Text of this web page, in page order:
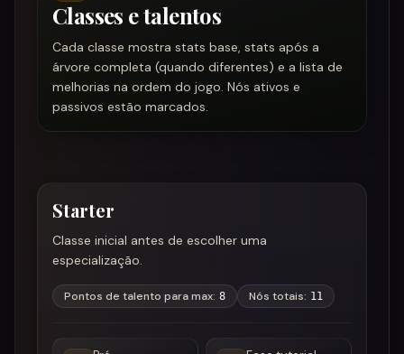
Classes e talentos
Cada classe mostra stats base, stats após a
árvore completa (quando diferentes) e a lista de
melhorias na ordem do jogo. Nós ativos e
passivos estão marcados.
Starter
Classe inicial antes de escolher uma
especialização.
Pontos de talento para max: 8 Nós totais: 11